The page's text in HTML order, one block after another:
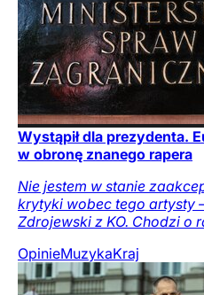
Wystąpił dla prezydenta.
w obronę znanego rapera
Nie jestem w stanie
krytyki wobec tego artysty
Zdrojewski z KO. Chodzi o
OpinieMuzykaKraj